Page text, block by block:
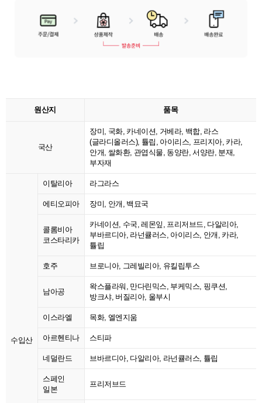
원산지 품목
국산
장미, 국화, 카네이션, 거베라, 백합, 라스
(글라디올러스), 튤립, 아이리스, 프리지아, 카라,
안개, 쌀화환, 관엽식물, 동양란, 서양란, 분재,
부자재
수입산
이탈리아 라그라스
에티오피아 장미, 안개, 백묘국
콜롬비아
코스타리카
카네이션, 수국, 레몬잎, 프리저브드, 다알리아,
부바르디아, 라넌큘러스, 아이리스, 안개, 카라,
튤립
호주 브로니아, 그레빌리아, 유킬립투스
남아공
왁스플라워, 만다린믹스, 부케믹스, 핑쿠션,
방크샤, 버질리아, 울부시
이스라엘 목화, 엘엔지움
아르헨티나 스티파
네덜란드 브바르디아, 다알리아, 라넌큘러스, 튤립
스페인
일본
프리저브드